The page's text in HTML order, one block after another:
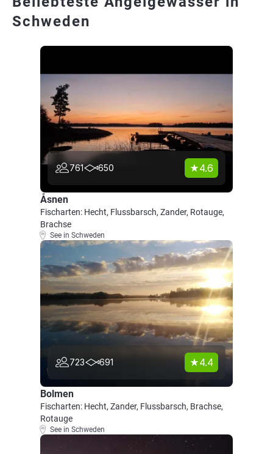
Schweden
761 650 4.6
Åsnen
Fischarten: Hecht, Flussbarsch, Zander, Rotauge,
Brachse
See in Schweden
723 691 4.4
Bolmen
Fischarten: Hecht, Zander, Flussbarsch, Brachse,
Rotauge
See in Schweden